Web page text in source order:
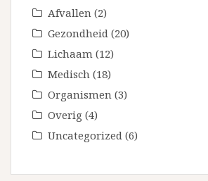
Afvallen (2)
Gezondheid (20)
Lichaam (12)
Medisch (18)
Organismen (3)
Overig (4)
Uncategorized (6)